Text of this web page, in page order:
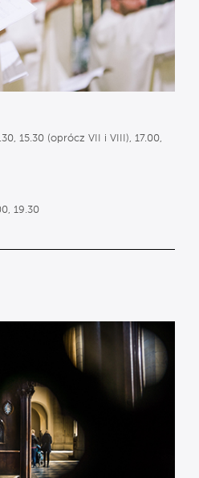
15.30 (oprócz VII i VIII), 17.00,
19.30